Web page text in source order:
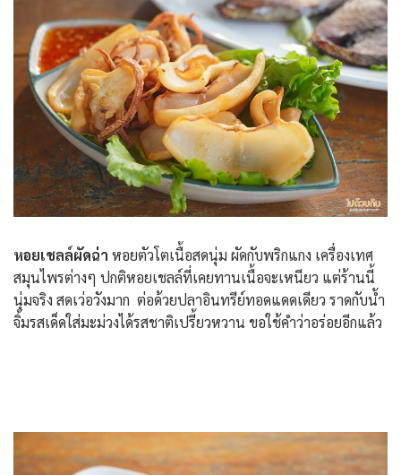
หอยเชลล์ผัดฉ่า หอยตัวโตเนื้อสดนุ่ม ผัดกับพริกแกง เครื่องเทศ
สมุนไพรต่างๆ ปกติหอยเชลล์ที่เคยทานเนื้อจะเหนียว แต่ร้านนี้
นุ่มจริง สดเว่อวังมาก ต่อด้วยปลาอินทรีย์ทอดแดดเดียว ราดกับน้ำ
จิ้มรสเด็ดใส่มะม่วงได้รสชาติเปรี้ยวหวาน ขอใช้คำว่าอร่อยอีกแล้ว